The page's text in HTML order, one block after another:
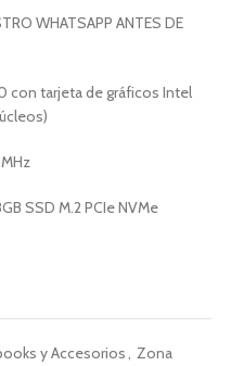
WHATSAPP ANTES DE
con tarjeta de gráficos Intel
SSD M.2 PCIe NVMe
y Accesorios, Zona